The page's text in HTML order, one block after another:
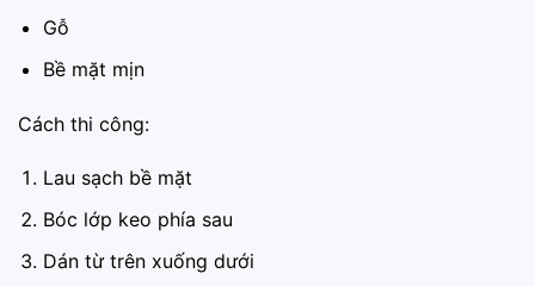
Gỗ
Bề mặt mịn
Cách thi công:
Lau sạch bề mặt
Bóc lớp keo phía sau
Dán từ trên xuống dưới